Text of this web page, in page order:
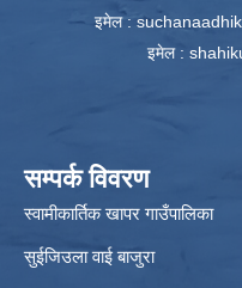
इमेल :
इमेल :
सम्पर्क विवरण
स्वामीकार्तिक खापर गाउँपालिका
सुईजिउला वाई बाजुरा